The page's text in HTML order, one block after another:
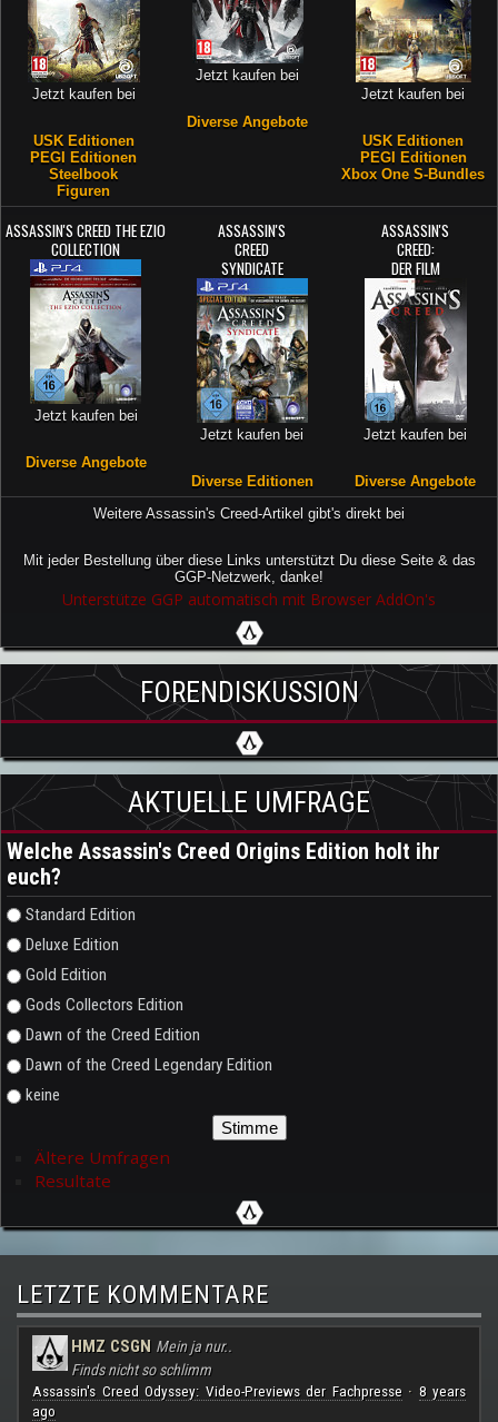
Jetzt kaufen bei
USK Editionen
PEGI Editionen
Steelbook
Figuren
Jetzt kaufen bei
Diverse Angebote
Jetzt kaufen bei
USK Editionen
PEGI Editionen
Xbox One S-Bundles
ASSASSIN'S CREED THE EZIO
COLLECTION
Jetzt kaufen bei
Diverse Angebote
ASSASSIN'S
CREED
SYNDICATE
Jetzt kaufen bei
Diverse Editionen
ASSASSIN'S
CREED:
DER FILM
Jetzt kaufen bei
Diverse Angebote
Weitere Assassin's Creed-Artikel gibt's direkt bei
Mit jeder Bestellung über diese Links unterstützt Du diese Seite & das
GGP-Netzwerk, danke!
Unterstütze GGP automatisch mit Browser AddOn's
FORENDISKUSSION
AKTUELLE UMFRAGE
Welche Assassin's Creed Origins Edition holt ihr
euch?
Auswahlmöglichkeiten
Standard Edition
Deluxe Edition
Gold Edition
Gods Collectors Edition
Dawn of the Creed Edition
Dawn of the Creed Legendary Edition
keine
Ältere Umfragen
Resultate
LETZTE KOMMENTARE
HMZ CSGN Mein ja nur..
Finds nicht so schlimm
Assassin's Creed Odyssey: Video-Previews der Fachpresse· 8 years
ago